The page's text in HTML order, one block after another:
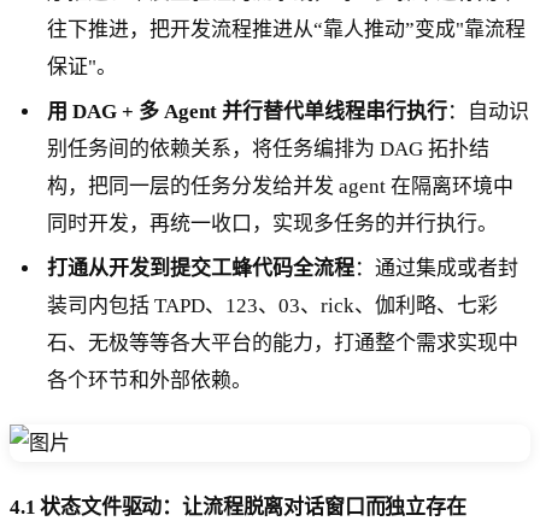
往下推进，把开发流程推进从“靠人推动”变成"靠流程
保证"。
用 DAG + 多 Agent 并行替代单线程串行执行：自动识
别任务间的依赖关系，将任务编排为 DAG 拓扑结
构，把同一层的任务分发给并发 agent 在隔离环境中
同时开发，再统一收口，实现多任务的并行执行。
打通从开发到提交工蜂代码全流程：通过集成或者封
装司内包括 TAPD、123、03、rick、伽利略、七彩
石、无极等等各大平台的能力，打通整个需求实现中
各个环节和外部依赖。
4.1 状态文件驱动：让流程脱离对话窗口而独立存在